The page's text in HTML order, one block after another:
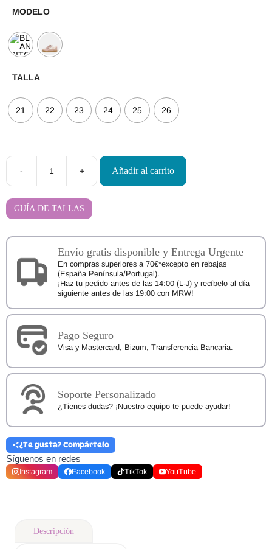
MODELO
TALLA
21 22 23 24 25 26
-
Deportivas
Respetuosas
+ Añadir al carrito
GUÍA DE TALLAS
Envío gratis disponible y Entrega Urgente
En compras superiores a 70€*excepto en rebajas
(España Península/Portugal).
¡Haz tu pedido antes de las 14:00 (L-J) y recíbelo al día
siguiente antes de las 19:00 con MRW!
Pago Seguro
Visa y Mastercard, Bizum, Transferencia Bancaria.
Soporte Personalizado
¿Tienes dudas? ¡Nuestro equipo te puede ayudar!
¿Te gusta? Compártelo
Síguenos en redes
Instagram Facebook TikTok YouTube
Descripción